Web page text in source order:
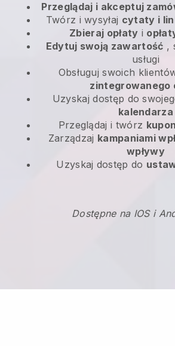
Przeglądaj i akceptuj
Twórz i wysyłaj cytaty i
Zbieraj opłaty i
Edytuj swoją zawartość ,
usługi
Obsługuj swoich
zintegrowanego
Uzyskaj dostęp do
kalendarza
Przeglądaj i twórz
Zarządzaj kampaniami
wpływy
Uzyskaj dostęp do
Dostępne na IOS i